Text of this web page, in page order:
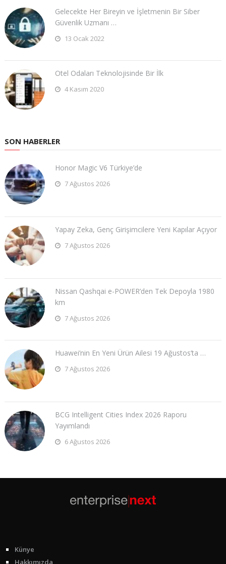
Gelecekte Her Bireyin ve İşletmenin Bir Siber
Güvenlik Uzmanı …
13 Ocak 2022
Otel Odaları Teknolojisinde Bir İlk
4 Kasım 2020
SON HABERLER
Honor Magic V6 Türkiye’de
7 Ağustos 2026
Yapay Zeka, Genç Girişimcilere Yeni Kapılar Açıyor
7 Ağustos 2026
Nissan Qashqai e-POWER’den Tek Depoyla 1980
km
7 Ağustos 2026
Huawei’nin En Yeni Ürün Ailesi 19 Ağustos’ta …
7 Ağustos 2026
BCG Intelligent Cities Index 2026 Raporu
Yayımlandı
6 Ağustos 2026
Künye
Hakkımızda